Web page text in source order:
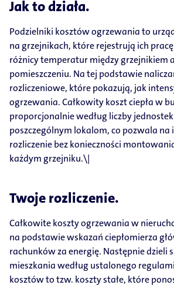
Jak to działa.
Podzielniki kosztów ogrzewania to
na grzejnikach, które rejestrują ich
różnicy temperatur między grzejnikiem
pomieszczeniu. Na tej podstawie
rozliczeniowe, które pokazują, jak
ogrzewania. Całkowity koszt ciepła w
proporcjonalnie według liczby
poszczególnym lokalom, co pozwala
rozliczenie bez konieczności
każdym grzejniku.\|
Twoje rozliczenie.
Całkowite koszty ogrzewania w
na podstawie wskazań ciepłomierza
rachunków za energię. Następnie dzieli
mieszkania według ustalonego
kosztów to tzw. koszty stałe, które